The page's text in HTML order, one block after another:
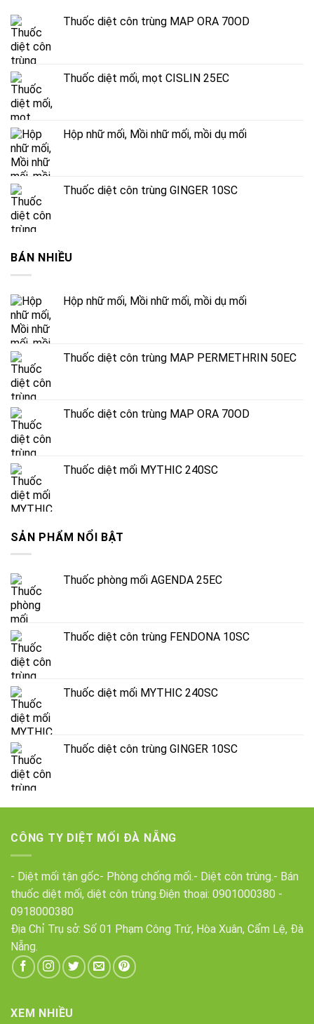
Thuốc diệt côn trùng MAP ORA 70OD
Thuốc diệt mối, mọt CISLIN 25EC
Hộp nhữ mối, Mồi nhữ mối, mồi dụ mối
Thuốc diệt côn trùng GINGER 10SC
BÁN NHIỀU
Hộp nhữ mối, Mồi nhữ mối, mồi dụ mối
Thuốc diệt côn trùng MAP PERMETHRIN 50EC
Thuốc diệt côn trùng MAP ORA 70OD
Thuốc diệt mối MYTHIC 240SC
SẢN PHẨM NỔI BẬT
Thuốc phòng mối AGENDA 25EC
Thuốc diệt côn trùng FENDONA 10SC
Thuốc diệt mối MYTHIC 240SC
Thuốc diệt côn trùng GINGER 10SC
CÔNG TY DIỆT MỐI ĐÀ NẴNG
- Diệt mối tận gốc- Phòng chống mối.- Diệt côn trùng.- Bán
thuốc diệt mối, diệt côn trùng.Điện thoại: 0901000380 -
0918000380
Địa Chỉ Trụ sở: Số 01 Phạm Công Trứ, Hòa Xuân, Cẩm Lệ, Đà
Nẵng.
XEM NHIỀU